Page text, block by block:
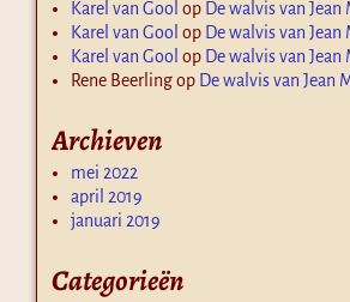
Karel van Gool op De walvis van
Karel van Gool op De walvis van
Karel van Gool op De walvis van
Rene Beerlingop De walvis van Jean
Archieven
mei 2022
april 2019
januari 2019
Categorieën